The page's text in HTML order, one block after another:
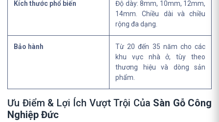
Kích thước phổ biến
Độ dày: 8mm, 10mm, 12mm,
14mm. Chiều dài và chiều
rộng đa dạng.
Bảo hành
Từ 20 đến 35 năm cho các
khu vực nhà ở, tùy theo
thương hiệu và dòng sản
phẩm.
Ưu Điểm & Lợi Ích Vượt Trội Của Sàn Gỗ Công
Nghiệp Đức